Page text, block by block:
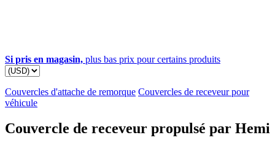
Si pris en magasin, plus bas prix pour certains produits
Couvercles d'attache de remorque Couvercles de receveur pour
véhicule
Couvercle de receveur propulsé par Hemi